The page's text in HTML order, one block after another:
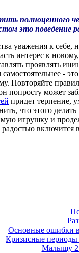
полноценного
это поведение
уважения к
интерес к
проявлять
-
Повторяйте
попросту может
придет терпение,
что этого
игрушку и
включится
Основные ошибки
Кризисные периоды
Малышу 2